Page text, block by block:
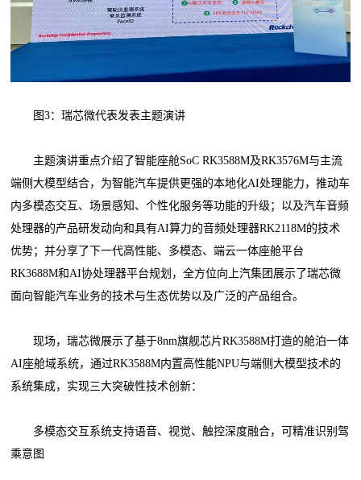
图3：瑞芯微代表发表主题演讲
主题演讲重点介绍了智能座舱SoC RK3588M及RK3576M与主流
端侧大模型结合，为智能汽车提供更强的本地化AI处理能力，推动车
内多模态交互、场景感知、个性化服务等功能的升级；以及汽车音频
处理器的产品研发动向和具有AI算力的音频处理器RK2118M的技术
优势；并分享了下一代高性能、多模态、端云一体座舱平台
RK3688M和AI协处理器平台规划，全方位向上汽集团展示了瑞芯微
面向智能汽车业务的技术与生态优势以及广泛的产品组合。
现场，瑞芯微展示了基于8nm旗舰芯片RK3588M打造的舱泊一体
AI座舱域系统，通过RK3588M内置高性能NPU与端侧大模型技术的
系统集成，实现三大突破性技术创新：
多模态交互系统支持语音、视觉、触控深度融合，可精准识别驾
乘意图